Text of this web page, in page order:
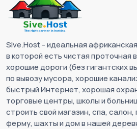
Sive.Host - идеальная
в которой есть чистая проточная
хорошие дороги (без гигантских
по вывозу мусора, хорошие
быстрый Интернет, хорошая
торговые центры, школы и
строить свой магазин, спа,
ферму, шахты и дом в нашей